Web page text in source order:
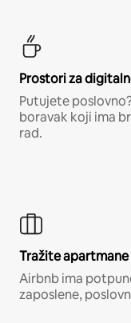
Prostori za
Putujete
boravak koji ima
rad.
Tražite
Airbnb ima
zaposlene,